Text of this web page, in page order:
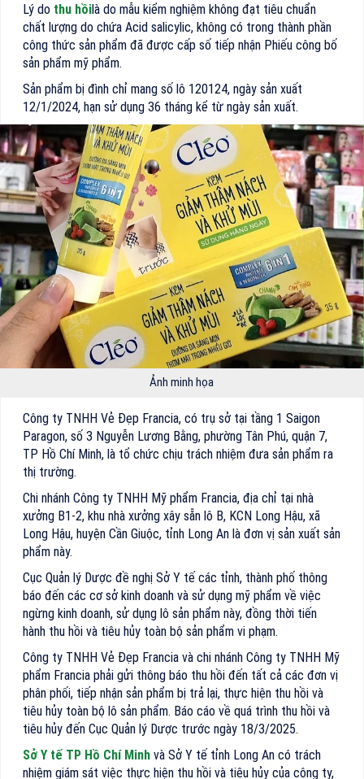
Lý do thu hồilà do mẫu kiểm nghiệm không đạt tiêu chuẩn
chất lượng do chứa Acid salicylic, không có trong thành phần
công thức sản phẩm đã được cấp số tiếp nhận Phiếu công bố
sản phẩm mỹ phẩm.
Sản phẩm bị đình chỉ mang số lô 120124, ngày sản xuất
12/1/2024, hạn sử dụng 36 tháng kể từ ngày sản xuất.
Ảnh minh họa
Công ty TNHH Vẻ Đẹp Francia, có trụ sở tại tầng 1 Saigon
Paragon, số 3 Nguyễn Lương Bằng, phường Tân Phú, quận 7,
TP Hồ Chí Minh, là tổ chức chịu trách nhiệm đưa sản phẩm ra
thị trường.
Chi nhánh Công ty TNHH Mỹ phẩm Francia, địa chỉ tại nhà
xưởng B1-2, khu nhà xưởng xây sẵn lô B, KCN Long Hậu, xã
Long Hậu, huyện Cần Giuộc, tỉnh Long An là đơn vị sản xuất sản
phẩm này.
Cục Quản lý Dược đề nghị Sở Y tế các tỉnh, thành phố thông
báo đến các cơ sở kinh doanh và sử dụng mỹ phẩm về việc
ngừng kinh doanh, sử dụng lô sản phẩm này, đồng thời tiến
hành thu hồi và tiêu hủy toàn bộ sản phẩm vi phạm.
Công ty TNHH Vẻ Đẹp Francia và chi nhánh Công ty TNHH Mỹ
phẩm Francia phải gửi thông báo thu hồi đến tất cả các đơn vị
phân phối, tiếp nhận sản phẩm bị trả lại, thực hiện thu hồi và
tiêu hủy toàn bộ lô sản phẩm. Báo cáo về quá trình thu hồi và
tiêu hủy đến Cục Quản lý Dược trước ngày 18/3/2025.
Sở Y tế TP Hồ Chí Minh và Sở Y tế tỉnh Long An có trách
nhiệm giám sát việc thực hiện thu hồi và tiêu hủy của công ty,